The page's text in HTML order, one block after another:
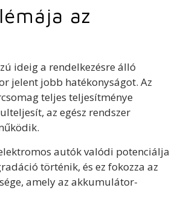
az
ideig a rendelkezésre álló
jelent jobb hatékonyságot. Az
teljes teljesítménye
az egész rendszer
autók valódi potenciálja
történik, és ez fokozza az
amely az akkumulátor-